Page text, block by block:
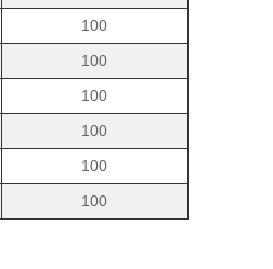
100
100
100
100
100
100